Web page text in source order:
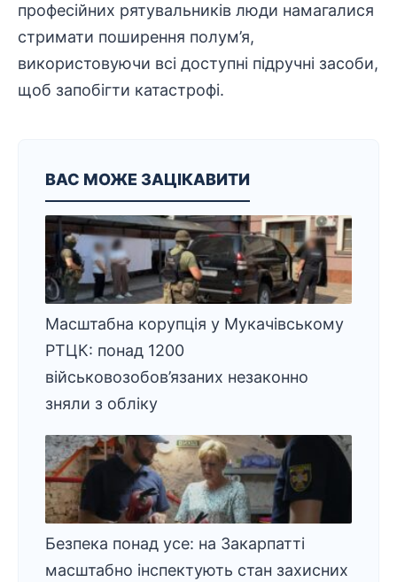
професійних рятувальників люди намагалися
стримати поширення полум’я,
використовуючи всі доступні підручні засоби,
щоб запобігти катастрофі.
ВАС МОЖЕ ЗАЦІКАВИТИ
Масштабна корупція у Мукачівському
РТЦК: понад 1200
військовозобов’язаних незаконно
зняли з обліку
Безпека понад усе: на Закарпатті
масштабно інспектують стан захисних